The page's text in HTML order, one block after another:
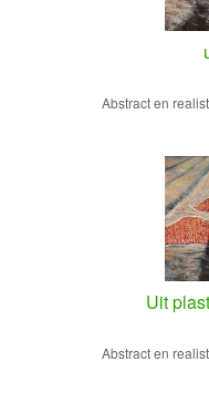
Abstract en
Uit
Abstract en